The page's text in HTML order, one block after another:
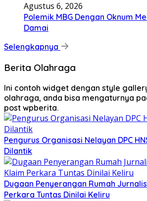
Agustus 6, 2026
Polemik MBG Dengan Oknum
Damai
Selengkapnya
Berita Olahraga
Ini contoh widget dengan style
olahraga, anda bisa mengaturnya
post wpberita.
Pengurus Organisasi Nelayan DPC
Dilantik
Dugaan Penyerangan Rumah
Perkara Tuntas Dinilai Keliru